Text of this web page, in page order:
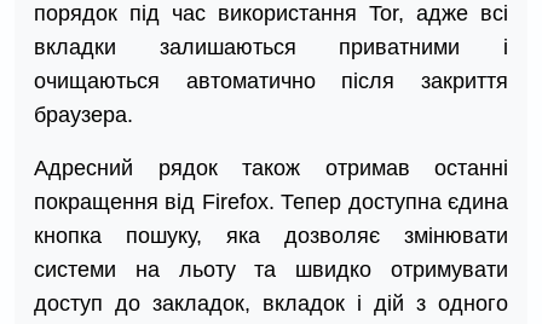
порядок під час використання Tor, адже всі
вкладки залишаються приватними і
очищаються автоматично після закриття
браузера.
Адресний рядок також отримав останні
покращення від Firefox. Тепер доступна єдина
кнопка пошуку, яка дозволяє змінювати
системи на льоту та швидко отримувати
доступ до закладок, вкладок і дій з одного